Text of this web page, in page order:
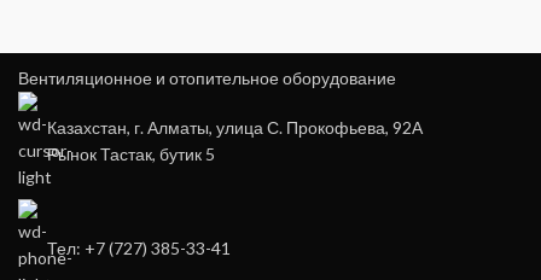
Вентиляционное и отопительное оборудование
Казахстан, г. Алматы, улица С. Прокофьева, 92А
Рынок Тастак, бутик 5
Тел: +7 (727) 385-33-41